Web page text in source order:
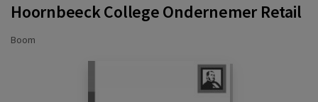
Hoornbeeck College Ondernemer Retail
Boom